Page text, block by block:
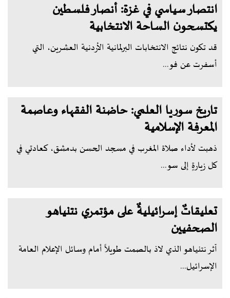
انتصار سياسي في غزة: أنصار فلسطين
يكتسحون الساحة الانتخابية
قد تكون نتائج الانتخابات البرلمانية الأردنية العشرين، التي
أسفرت عن فو...
تاريخ سوريا العلمي: حاضنة الفقهاء وعاصمة
المعرفة الإسلامية
ذهبت لأداء صلاة المغرب في مسجد الحسن بدمشق، كعادتي في
كل زيارةٍ إلى سو...
تعليقاتٌ إسرائيليةٌ على مؤتمري نتنياهو
الصحفيين
آثر نتنياهو الذي لاذ بالصمت طويلاً أمام وسائل الإعلام العامة
الإسرائيل...